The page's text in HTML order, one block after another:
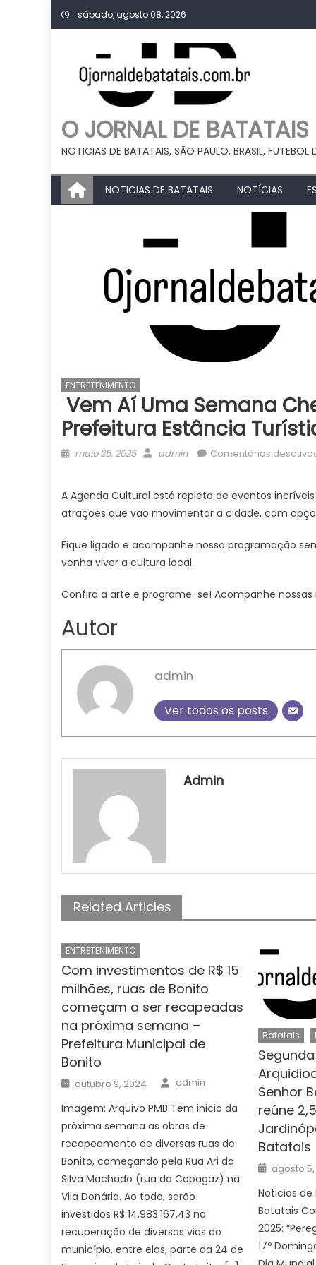
Skip
to
sábado, agosto 08, 2026
O JORNAL DE BATATAIS
NOTICIAS DE BATATAIS, SÃO PAULO, BRASIL, FUTEBOL
NOTICIAS DE BATATAIS NOTÍCIAS
ENTRETENIMENTO
Vem Aí Uma Semana
Prefeitura Estância
Posted
maio 25, 2025 Author
admin Comentários
A Agenda Cultural está repleta de eventos
atrações que vão movimentar a cidade, com
Fique ligado e acompanhe nossa programação
venha viver a cultura local.
Confira a arte e programe-se! Acompanhe nossas
Autor
admin
Ver todos os posts
Admin
Related Articles
ENTRETENIMENTO
Com investimentos de R$ 15
milhões, ruas de Bonito
começam a ser recapeadas
na próxima semana –
Prefeitura Municipal de
Bonito
Posted
on
outubro 9, 2024 Author
admin
Imagem: Arquivo PMB Tem inicio da
próxima semana as obras de
recapeamento de diversas ruas de
Bonito, começando pela Rua Ari da
Silva Machado (rua da Copagaz) na
Vila Donária. Ao todo, serão
investidos R$ 14.983.167,43 na
recuperação de diversas vias do
município, entre elas, parte da 24 de
Batatais
Senhor
reúne
Batatais
Posted
on
agosto
Noticias de
Batatais
2025:
17º